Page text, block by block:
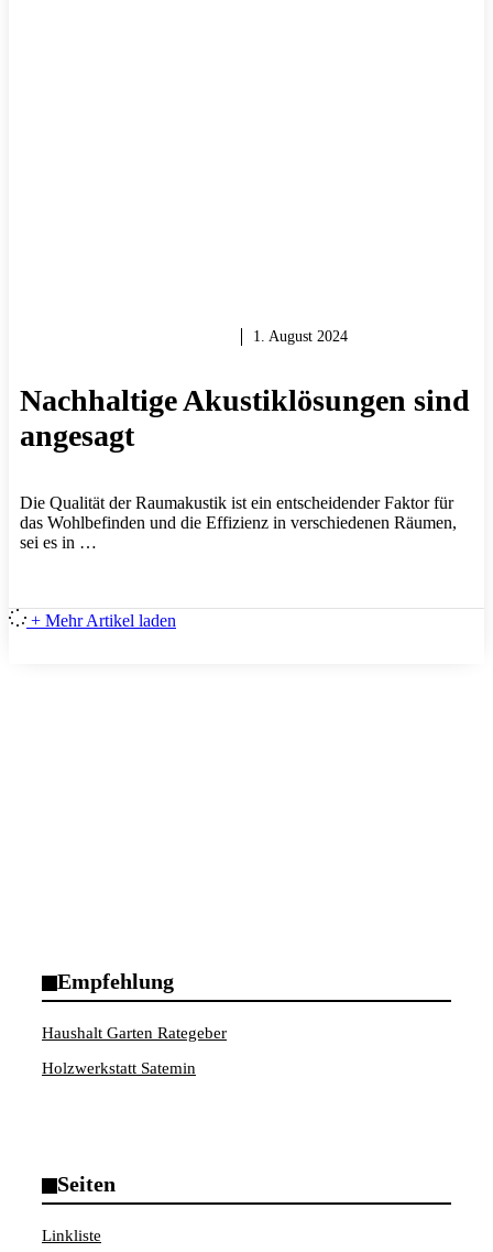
1. August 2024
Nachhaltige Akustiklösungen sind
angesagt
Die Qualität der Raumakustik ist ein entscheidender Faktor für
das Wohlbefinden und die Effizienz in verschiedenen Räumen,
sei es in …
+ Mehr Artikel laden
Empfehlung
Haushalt Garten Rategeber
Holzwerkstatt Satemin
Seiten
Linkliste